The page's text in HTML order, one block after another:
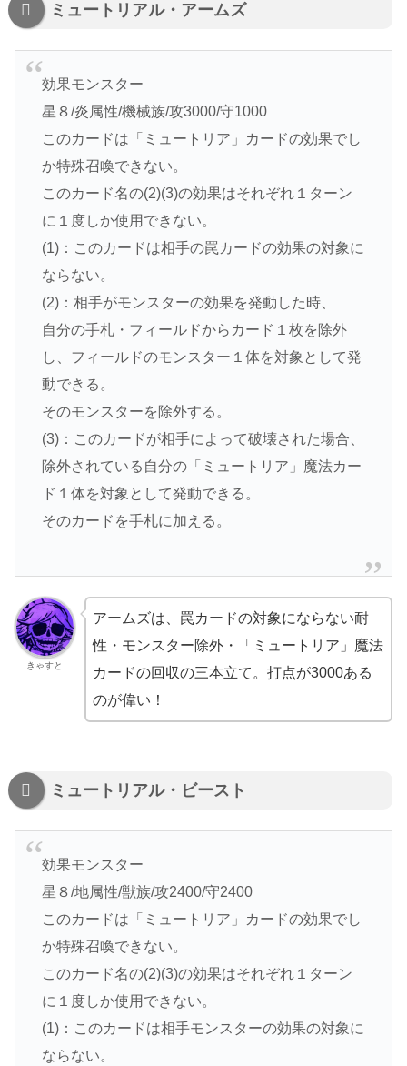
ミュートリアル・アームズ
効果モンスター
星８/炎属性/機械族/攻3000/守1000
このカードは「ミュートリア」カードの効果でし
か特殊召喚できない。
このカード名の(2)(3)の効果はそれぞれ１ターン
に１度しか使用できない。
(1)：このカードは相手の罠カードの効果の対象に
ならない。
(2)：相手がモンスターの効果を発動した時、
自分の手札・フィールドからカード１枚を除外
し、フィールドのモンスター１体を対象として発
動できる。
そのモンスターを除外する。
(3)：このカードが相手によって破壊された場合、
除外されている自分の「ミュートリア」魔法カー
ド１体を対象として発動できる。
そのカードを手札に加える。
きゃすと
アームズは、罠カードの対象にならない耐
性・モンスター除外・「ミュートリア」魔法
カードの回収の三本立て。打点が3000ある
のが偉い！
ミュートリアル・ビースト
効果モンスター
星８/地属性/獣族/攻2400/守2400
このカードは「ミュートリア」カードの効果でし
か特殊召喚できない。
このカード名の(2)(3)の効果はそれぞれ１ターン
に１度しか使用できない。
(1)：このカードは相手モンスターの効果の対象に
ならない。